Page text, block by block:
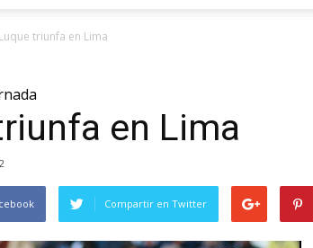
Luque triunfa en Lima
en Lima
Compartir en Twitter